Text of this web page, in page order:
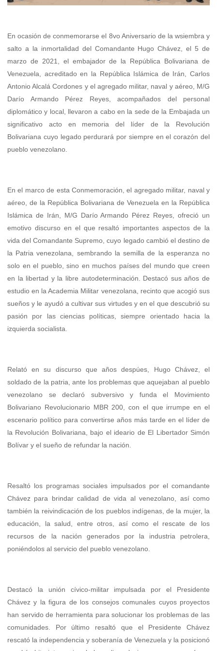
En ocasión de conmemorarse el 8vo Aniversario de la wsiembra y
salto a la inmortalidad del Comandante Hugo Chávez, el 5 de
marzo de 2021, el embajador de la República Bolivariana de
Venezuela, acreditado en la República Islámica de Irán, Carlos
Antonio Alcalá Cordones y el agregado militar, naval y aéreo, M/G
Darío Armando Pérez Reyes, acompañados del personal
diplomático y local, llevaron a cabo en la sede de la Embajada un
significativo acto en memoria del líder de la Revolución
Bolivariana cuyo legado perdurará por siempre en el corazón del
pueblo venezolano.
En el marco de esta Conmemoración, el agregado militar, naval y
aéreo, de la República Bolivariana de Venezuela en la República
Islámica de Irán, M/G Darío Armando Pérez Reyes, ofreció un
emotivo discurso en el que resaltó importantes aspectos de la
vida del Comandante Supremo, cuyo legado cambió el destino de
la Patria venezolana, sembrando la semilla de la esperanza no
solo en el pueblo, sino en muchos países del mundo que creen
en la libertad y la libre autodeterminación. Destacó sus años de
estudio en la Academia Militar venezolana, recinto que acogió sus
sueños y le ayudó a cultivar sus virtudes y en el que descubrió su
pasión por las ciencias políticas, siempre orientado hacia la
izquierda socialista.
Relató en su discurso que años despúes, Hugo Chávez, el
soldado de la patria, ante los problemas que aquejaban al pueblo
venezolano se declaró subversivo y funda el Movimiento
Bolivariano Revolucionario MBR 200, con el que irrumpe en el
escenario político para convertirse años más tarde en el líder de
la Revolución Bolivariana, bajo el ideario de El Libertador Simón
Bolívar y el sueño de refundar la nación.
Resaltó los programas sociales impulsados por el comandante
Chávez para brindar calidad de vida al venezolano, así como
también la reivindicación de los pueblos indígenas, de la mujer, la
educación, la salud, entre otros, así como el rescate de los
recursos de la nación generados por la industria petrolera,
poniéndolos al servicio del pueblo venezolano.
Destacó la unión cívico-militar impulsada por el Presidente
Chávez y la figura de los consejos comunales cuyos proyectos
han servido de herramienta para solucionar los problemas de las
comunidades. Por último resaltó que el Presidente Chávez
rescató la independencia y soberanía de Venezuela y la posicionó